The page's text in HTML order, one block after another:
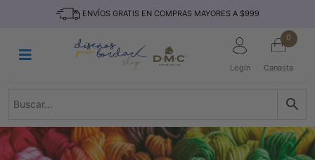
ENVÍOS GRATIS EN COMPRAS MAYORES A $999
Login
0
Canasta
TEJIDO
REVISTAS